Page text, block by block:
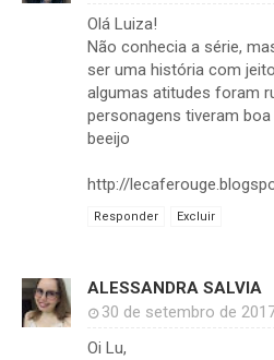
Olá Luiza!
Não conhecia a série,
ser uma história com
algumas atitudes foram
personagens tiveram
beeijo
http://
Responder Excluir
ALESSANDRA SALVIA
30 de setembro de
Oi Lu,